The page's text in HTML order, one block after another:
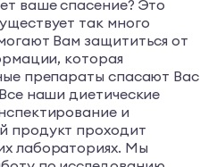
ваше спасение? Это
так много
Вам защититься от
которая
препараты спасают Вас
наши диетические
и
продукт проходит
лабораториях. Мы